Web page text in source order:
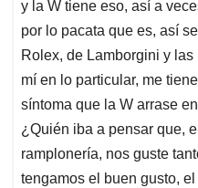
y la W tiene eso, así a
por lo pacata que es, así
Rolex, de Lamborgini y
mí en lo particular, me
síntoma que la W arrase
¿Quién iba a pensar que,
ramplonería, nos guste
tengamos el buen gusto,